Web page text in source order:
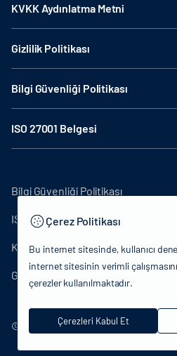
KVKK Aydınlatma Metni
Gizlilik Politikası
Bilgi Güvenliği Politikası
ISO 27001 Belgesi
© 2024 T.C.Kütlür ve Turizm
Bilgi Güvenliği Politikası
ISO27001
KVKK Aydınlatma Metni
Gizlilik Politikası
Çerez Politikası
Bu internet sitesinde, kullanıcı
internet sitesinin verimli
çerezler kullanılmaktadır.
Çerezleri Kabul Et